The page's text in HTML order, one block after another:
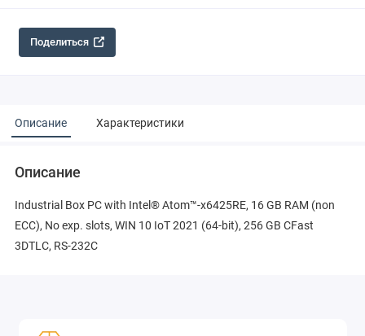
Поделиться
Описание Характеристики
Описание
Industrial Box PC with Intel® Atom™-x6425RE, 16 GB RAM (non
ECC), No exp. slots, WIN 10 IoT 2021 (64-bit), 256 GB CFast
3DTLC, RS-232C